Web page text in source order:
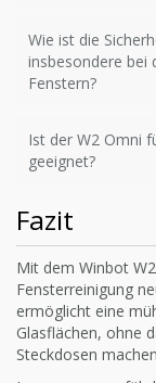
Wie ist die
insbesondere bei
Fenstern?
Ist der W2 Omni
geeignet?
Fazit
Mit dem Winbot
Fensterreinigung
ermöglicht eine
Glasflächen, ohne
Steckdosen